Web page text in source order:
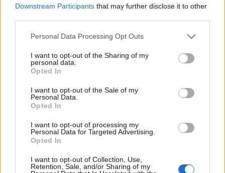
Downstream Participants that may further disclose it to other
Personal Data Processing Opt Outs
I want to opt-out of the Sharing of my
personal data.
Opted In
I want to opt-out of the Sale of my
Personal Data.
Opted In
I want to opt-out of processing my
Personal Data for Targeted Advertising.
Opted In
I want to opt-out of Collection, Use,
Retention, Sale, and/or Sharing of my